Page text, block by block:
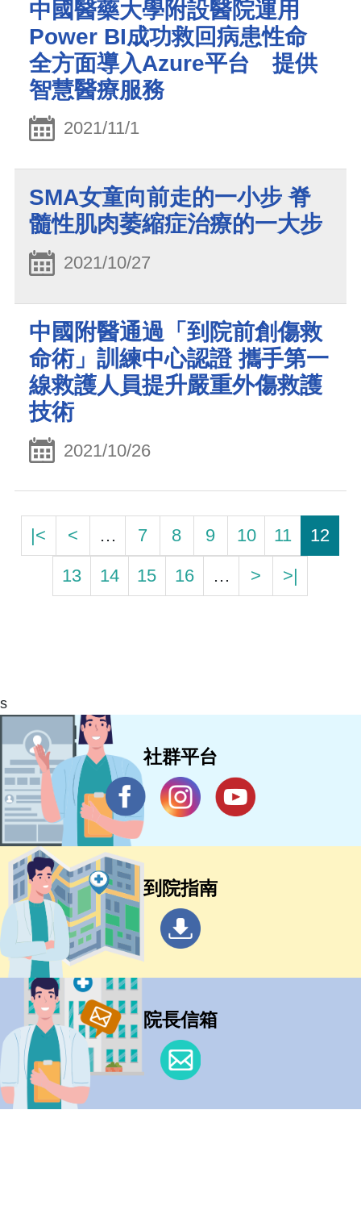
中國醫藥大學附設醫院運用
Power BI成功救回病患性命
全方面導入Azure平台 提供
智慧醫療服務
2021/11/1
SMA女童向前走的一小步 脊
髓性肌肉萎縮症治療的一大步
2021/10/27
中國附醫通過「到院前創傷救
命術」訓練中心認證 攜手第一
線救護人員提升嚴重外傷救護
技術
2021/10/26
|< < … 7 8 9 10 11
12
13
14 15 16 … > >|
s
社群平台
到院指南
院長信箱